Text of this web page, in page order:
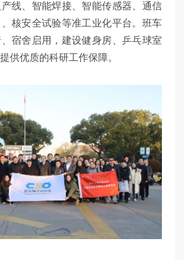
线、智能焊接、智能传感器、通信
核安全试验等准工业化平台。班车
宿舍启用，建设健身房、乒乓球室
供优质的科研工作保障。